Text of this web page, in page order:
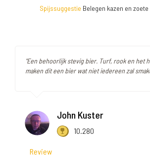
Spijssuggestie Belegen kazen en
"Een behoorlijk stevig bier. Turf, rook en het
maken dit een bier wat niet iedereen zal
John Kuster
10.280
Review